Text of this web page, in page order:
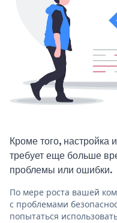
Кроме того,
требует еще больше
проблемы или ошибки.
По мере роста вашей
с проблемами
попытаться